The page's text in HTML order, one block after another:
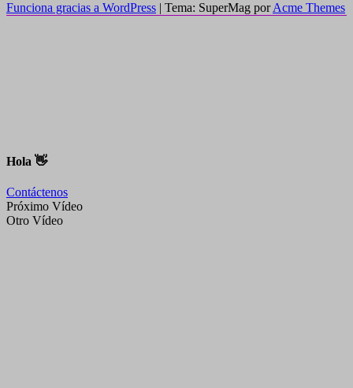
Funciona gracias a WordPress | Tema: SuperMag porAcme Themes
Hola 👋
Contáctenos
Próximo Vídeo
Otro Vídeo